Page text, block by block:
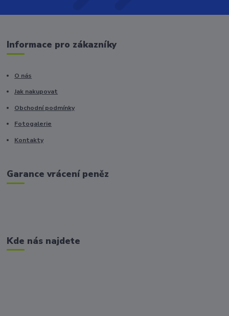
Informace pro zákazníky
O nás
Jak nakupovat
Obchodní podmínky
Fotogalerie
Kontakty
Garance vrácení peněz
Kde nás najdete